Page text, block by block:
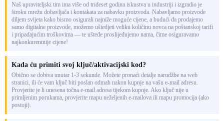
Naš upraviteljski tim ima više od trideset godina iskustva u industriji i izgradio je
široku mrežu dobavljača i kontakata za nabavku proizvoda. Nabavljamo proizvode
diljem svijeta kako bismo osigurali najniže moguće cijene, a budući da prodajemo
samo digitalne proizvode, možemo uštedjeti veliku količinu novca na poštanskoj tarifi
i pripadajućim troškovima — te ušteđe proslijeđujemo nama, čime osiguravamo
najkonkurentnije cijene!
Kada ću primiti svoj ključ/aktivacijski kod?
Obično se dobiva unutar 1-3 sekunde. Možete pronaći detalje narudžbe na web
stranici, ili će vam ključ biti poslan odmah nakon kupnje na vašu e-mail adresu.
Provjerite je li unesena točna e-mail adresa tijekom kupnje. Ako ključ nije u
primljenim porukama, provjerite mapu neželjenih e-mailova ili mapu promocija (ako
postoji).